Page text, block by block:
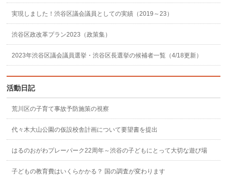
実現しました！渋谷区議会議員としての実績（2019～23）
渋谷区政改革プラン2023（政策集）
2023年渋谷区議会議員選挙・渋谷区長選挙の候補者一覧（4/18更新）
活動日記
荒川区の子育て事故予防施策の視察
代々木大山公園の仮設校舎計画について要望書を提出
はるのおがわプレーパーク22周年～渋谷の子どもにとって大切な遊び場
子どもの教育費はいくらかかる？ 国の調査が変わります